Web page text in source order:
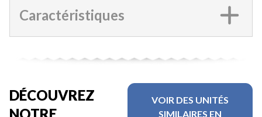
Caractéristiques
DÉCOUVREZ
NOTRE
VOIR DES UNITÉS
SIMILAIRES EN